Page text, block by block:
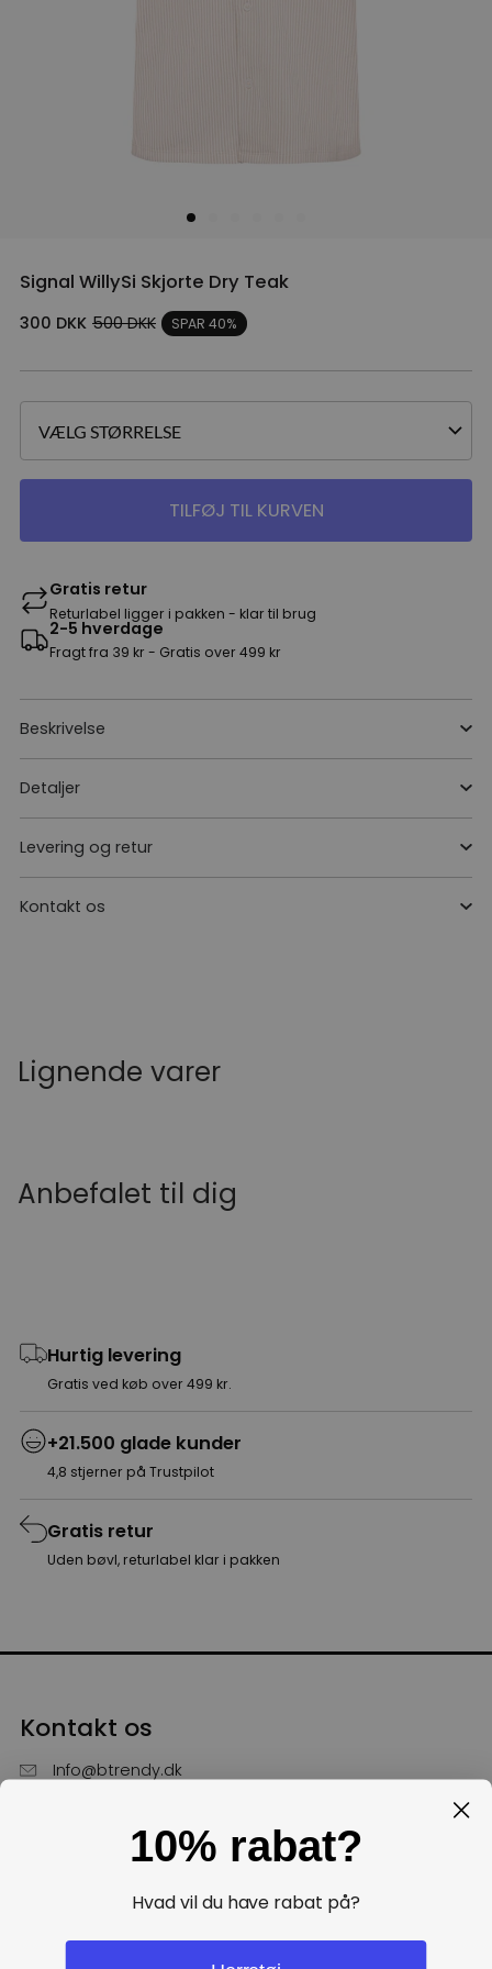
Signal WillySi Skjorte Dry Teak
300 DKK 500DKK SPAR 40%
TILFØJ TIL KURVEN
Gratis retur
Returlabel ligger i pakken - klar til brug
2-5 hverdage
Fragt fra 39 kr - Gratis over 499 kr
Beskrivelse
Detaljer
Levering og retur
Kontakt os
Lignende varer
Anbefalet til dig
Hurtig levering
Gratis ved køb over 499 kr.
+21.500 glade kunder
4,8 stjerner på Trustpilot
Gratis retur
Uden bøvl, returlabel klar i pakken
Kontakt os
Info@btrendy.dk
Hverdage fra kl. 10 - 16
10% rabat?
Hvad vil du have rabat på?